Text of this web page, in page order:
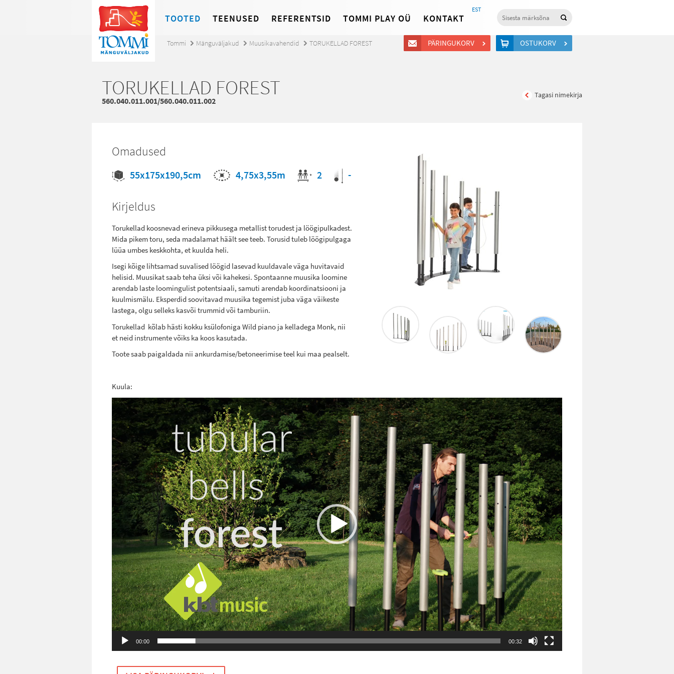
TOOTED TEENUSED REFERENTSID TOMMI PLAY OÜ KONTAKT
EST
PÄRINGUKORV OSTUKORV
Tommi Mänguväljakud Muusikavahendid TORUKELLAD FOREST
TORUKELLAD FOREST
560.040.011.001/560.040.011.002
Tagasi nimekirja
Omadused
55x175x190,5cm 4,75x3,55m 2 -
Kirjeldus
Torukellad koosnevad erineva pikkusega metallist torudest ja löögipulkadest.
Mida pikem toru, seda madalamat häält see teeb. Torusid tuleb löögipulgaga
lüüa umbes keskkohta, et kuulda heli.
Isegi kõige lihtsamad suvalised löögid lasevad kuuldavale väga huvitavaid
helisid. Muusikat saab teha üksi või kahekesi. Spontaanne muusika loomine
arendab laste loomingulist potentsiaali, samuti arendab koordinatsiooni ja
kuulmismälu. Eksperdid soovitavad muusika tegemist juba väga väikeste
lastega, olgu selleks kasvõi trummid või tamburiin.
Torukellad kõlab hästi kokku ksülofoniga Wild piano ja kelladega Monk, nii
et neid instrumente võiks ka koos kasutada.
Toote saab paigaldada nii ankurdamise/betoneerimise teel kui maa pealselt.
Kuula:
Video
Player
00:00 00:32